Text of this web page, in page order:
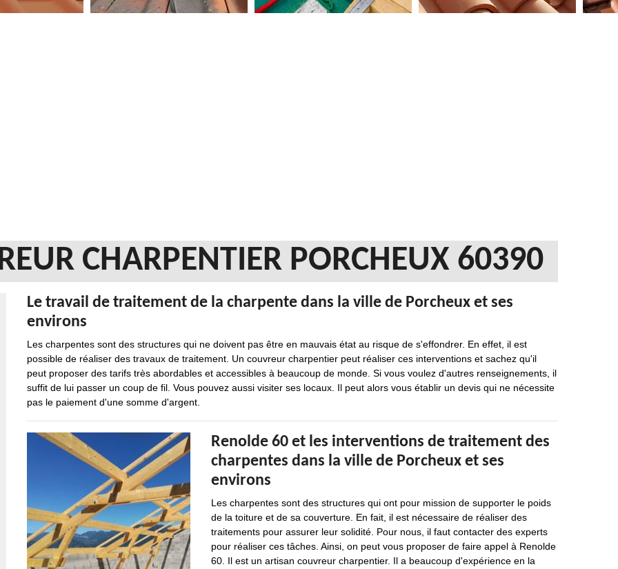
CHARPENTIER PORCHEUX 60390
Le travail de traitement de la charpente dans la ville de Porcheux et ses
environs
Les charpentes sont des structures qui ne doivent pas être en mauvais état au risque de s'effondrer. En effet, il est
possible de réaliser des travaux de traitement. Un couvreur charpentier peut réaliser ces interventions et sachez qu'il
peut proposer des tarifs très abordables et accessibles à beaucoup de monde. Si vous voulez d'autres renseignements, il
suffit de lui passer un coup de fil. Vous pouvez aussi visiter ses locaux. Il peut alors vous établir un devis qui ne nécessite
pas le paiement d'une somme d'argent.
Renolde 60 et les interventions de traitement des
charpentes dans la ville de Porcheux et ses
environs
Les charpentes sont des structures qui ont pour mission de supporter le poids
de la toiture et de sa couverture. En fait, il est nécessaire de réaliser des
traitements pour assurer leur solidité. Pour nous, il faut contacter des experts
pour réaliser ces tâches. Ainsi, on peut vous proposer de faire appel à Renolde
60. Il est un artisan couvreur charpentier. Il a beaucoup d'expérience en la